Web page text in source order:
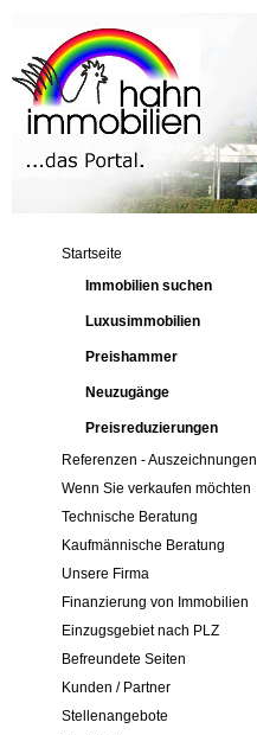
Startseite
Immobilien suchen
Luxusimmobilien
Preishammer
Neuzugänge
Preisreduzierungen
Referenzen - Auszeichnungen
Wenn Sie verkaufen möchten
Technische Beratung
Kaufmännische Beratung
Unsere Firma
Finanzierung von Immobilien
Einzugsgebiet nach PLZ
Befreundete Seiten
Kunden / Partner
Stellenangebote